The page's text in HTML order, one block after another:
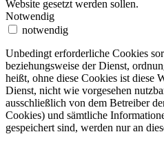
Website gesetzt werden sollen.
Notwendig
notwendig
Unbedingt erforderliche Cookies
beziehungsweise der Dienst,
heißt, ohne diese Cookies ist diese
Dienst, nicht wie vorgesehen
ausschließlich von dem Betreiber
Cookies) und sämtliche
gespeichert sind, werden nur an